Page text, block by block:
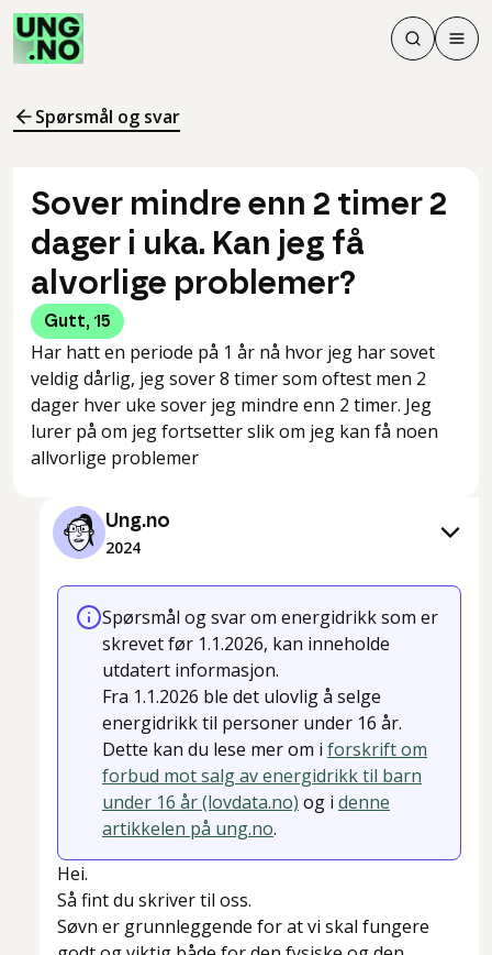
Søk
Søk
Meny
Spørsmål og svar
Sover mindre enn 2 timer 2
dager i uka. Kan jeg få
alvorlige problemer?
Gutt, 15
Har hatt en periode på 1 år nå hvor jeg har sovet
veldig dårlig, jeg sover 8 timer som oftest men 2
dager hver uke sover jeg mindre enn 2 timer. Jeg
lurer på om jeg fortsetter slik om jeg kan få noen
allvorlige problemer
Ung.no
2024
Spørsmål og svar om energidrikk som er
skrevet før 1.1.2026, kan inneholde
utdatert informasjon.
Fra 1.1.2026 ble det ulovlig å selge
energidrikk til personer under 16 år.
Dette kan du lese mer om i forskrift om
forbud mot salg av energidrikk til barn
under 16 år (lovdata.no) og i denne
artikkelen på ung.no.
Hei.
Så fint du skriver til oss.
Søvn er grunnleggende for at vi skal fungere